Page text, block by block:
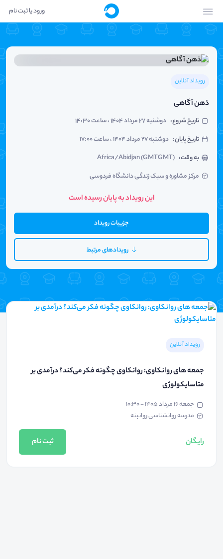
ورود یا ثبت نام
رویداد آنلاین
ذهن آگاهی
تاریخ شروع: دوشنبه ۲۷ مرداد ۱۴۰۴ ، ساعت ۱۴:۳۰
تاریخ پایان: دوشنبه ۲۷ مرداد ۱۴۰۴ ، ساعت ۱۷:۰۰
به وقت:
Africa/Abidjan (GMTGMT)
مرکز مشاوره و سبک زندگی دانشگاه فردوسی
این رویداد به پایان رسیده است
جزییات رویداد
رویدادهای مرتبط
رویداد آنلاین
جمعه های روانکاوی: روانکاوی چگونه فکر می‌کند؟ درآمدی بر
متاسایکولوژی
جمعه ۱۶ مرداد ۱۴۰۵ - ۱۰:۳۰
مدرسه روانشناسی روانبنه
رایگان ثبت نام